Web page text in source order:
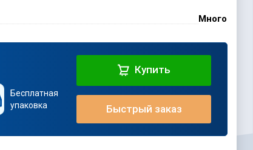
Много
Бесплатная
упаковка
Купить
Быстрый заказ